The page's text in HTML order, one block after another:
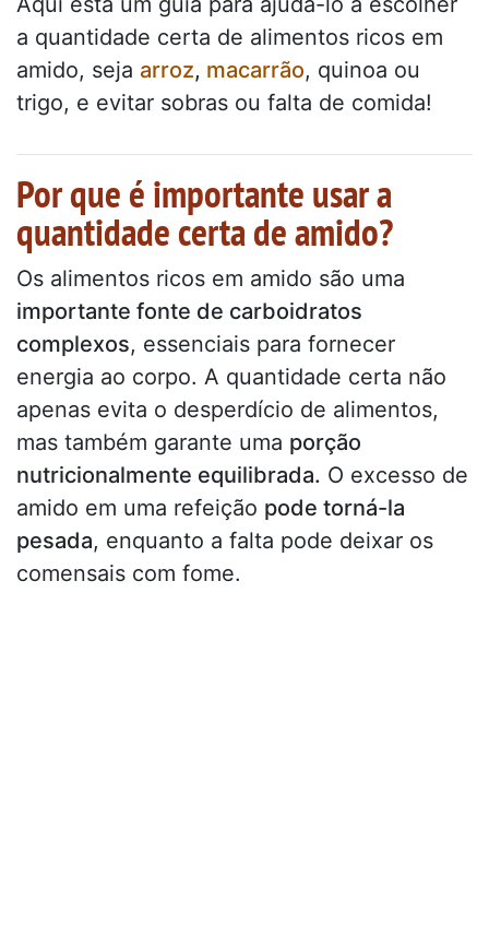
a quantidade certa de alimentos ricos em
amido, seja arroz, macarrão, quinoa ou
trigo, e evitar sobras ou falta de comida!
Por que é importante usar a
quantidade certa de amido?
Os alimentos ricos em amido são uma
importante fonte de carboidratos
complexos, essenciais para fornecer
energia ao corpo. A quantidade certa não
apenas evita o desperdício de alimentos,
mas também garante uma porção
nutricionalmente equilibrada. O excesso de
amido em uma refeição pode torná-la
pesada, enquanto a falta pode deixar os
comensais com fome.